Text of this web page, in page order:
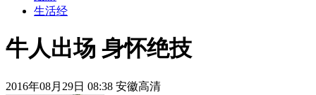
生活经
牛人出场 身怀绝技
2016年08月29日 08:38 安徽高清